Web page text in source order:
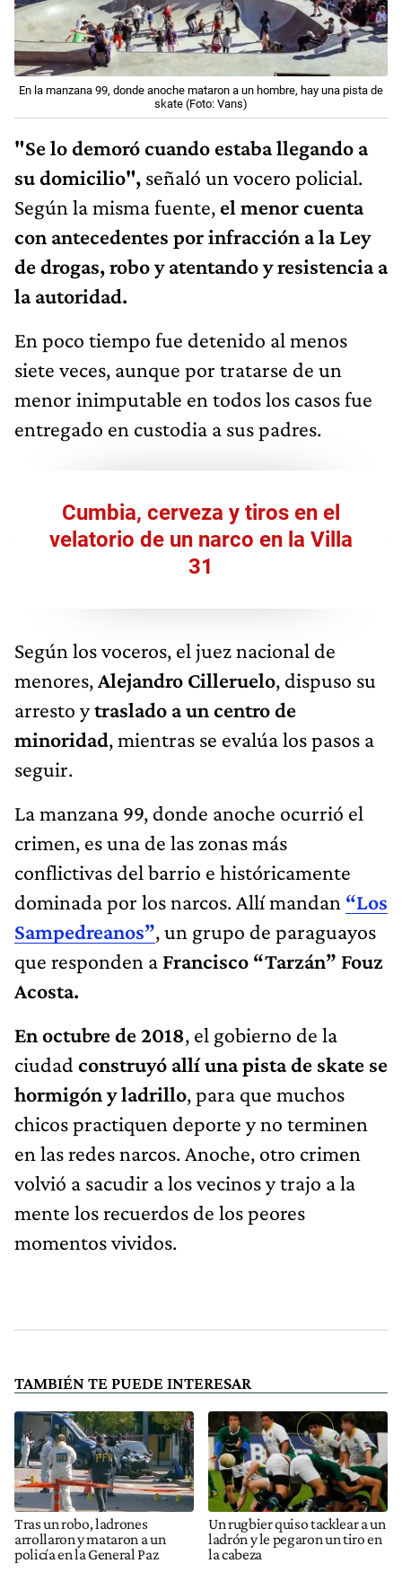
En la manzana 99, donde anoche mataron a un hombre, hay una pista de
skate (Foto: Vans)
"Se lo demoró cuando estaba llegando a
su domicilio", señaló un vocero policial.
Según la misma fuente, el menor cuenta
con antecedentes por infracción a la Ley
de drogas, robo y atentando y resistencia a
la autoridad.
En poco tiempo fue detenido al menos
siete veces, aunque por tratarse de un
menor inimputable en todos los casos fue
entregado en custodia a sus padres.
Cumbia, cerveza y tiros en el
velatorio de un narco en la Villa
31
Según los voceros, el juez nacional de
menores,Alejandro Cilleruelo, dispuso su
arresto ytraslado a un centro de
minoridad, mientras se evalúa los pasos a
seguir.
La manzana 99, donde anoche ocurrió el
crimen, es una de las zonas más
conflictivas del barrio e históricamente
dominada por los narcos. Allí mandan “Los
Sampedreanos”, un grupo de paraguayos
que responden a Francisco “Tarzán” Fouz
Acosta.
En octubre de 2018, el gobierno de la
ciudad construyó allí una pista de skate se
hormigón y ladrillo, para que muchos
chicos practiquen deporte y no terminen
en las redes narcos. Anoche, otro crimen
volvió a sacudir a los vecinos y trajo a la
mente los recuerdos de los peores
momentos vividos.
TAMBIÉN TE PUEDE INTERESAR
Tras un robo, ladrones
arrollaron y mataron a un
policía en la General Paz
Un rugbier quiso tacklear a un
ladrón y le pegaron un tiro en
la cabeza